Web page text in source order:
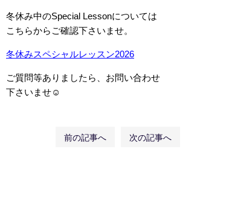
冬休み中のSpecial Lessonについては
こちらからご確認下さいませ。
冬休みスペシャルレッスン2026
ご質問等ありましたら、お問い合わせ
下さいませ☺️
前の記事へ 次の記事へ